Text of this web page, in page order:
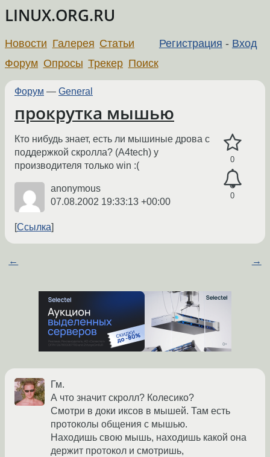
LINUX.ORG.RU
Регистрация - Вход
Новости Галерея Статьи
Форум Опросы Трекер Поиск
Форум — General
прокрутка мышью
0
0
Кто нибудь знает, есть ли мышиные дрова с
поддержкой скролла? (А4tech) у
производителя только win :(
anonymous
07.08.2002 19:33:13 +00:00
Ссылка
← →
Гм.
А что значит скролл? Колесико?
Смотри в доки иксов в мышей. Там есть
протоколы общения с мышью.
Находишь свою мышь, находишь какой она
держит протокол и смотришь,